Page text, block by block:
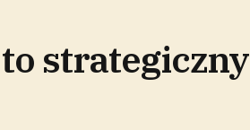
strategiczny